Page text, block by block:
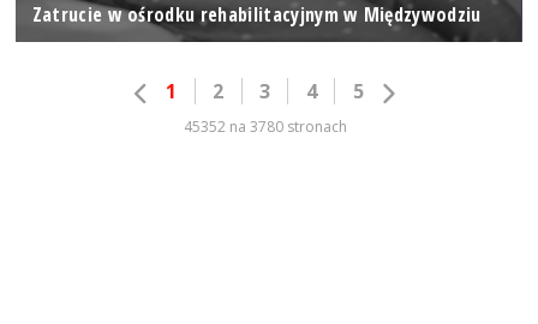
Zatrucie w ośrodku rehabilitacyjnym w Międzywodziu
1 2 3 4 5
45352 na 3780 stronach